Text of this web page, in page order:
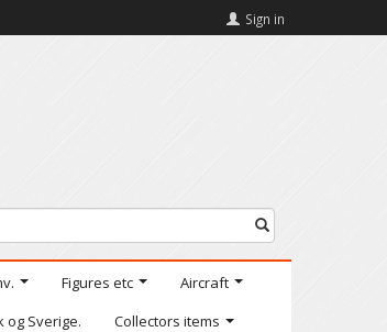
Sign in
Figures etc
Aircraft
og Sverige.
Collectors items